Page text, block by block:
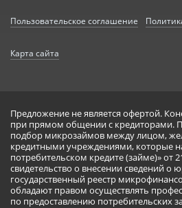
Пользовательское соглашение
Карта сайта
Предложение не является офертой.
при прямом общении с кредиторами.
подбор микрозаймов между лицом,
кредитными учреждениями, которые
потребительском кредите (займе)» от
свидетельство о внесении сведений о
государственный реестр
обладают правом осуществлять
по предоставлению потребительских